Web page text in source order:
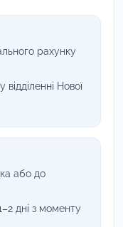
рахунку
Нової
або до
дні з моменту